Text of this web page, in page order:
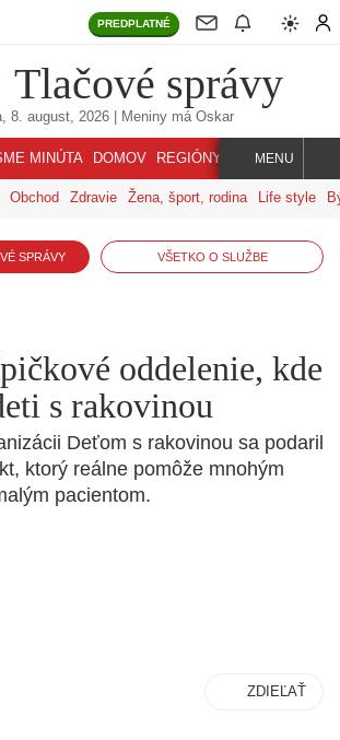
PREDPLATNÉ
Tlačové správy
8. august, 2026| Meniny má Oskar
MINÚTA DOMOV REGIÓNY INDEX SVET
MENU
Obchod Zdravie Žena, šport, rodina Life style
SPRÁVY VŠETKO O SLUŽBE
oddelenie, kde
s rakovinou
Deťom s rakovinou sa podaril
ktorý reálne pomôže mnohým
pacientom.
ZDIEĽAŤ